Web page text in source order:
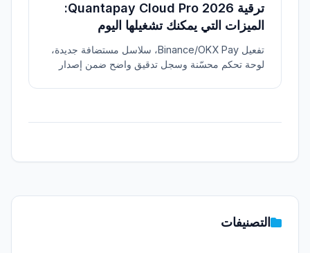
التصنيفات
ترقية Quantapay Cloud Pro 2026:
الميزات التي يمكنك تشغيلها اليوم
تفعيل Binance/OKX Pay، سلاسل مستضافة جديدة،
لوحة تحكم محسّنة وسجل تدقيق واضح ضمن إصدار